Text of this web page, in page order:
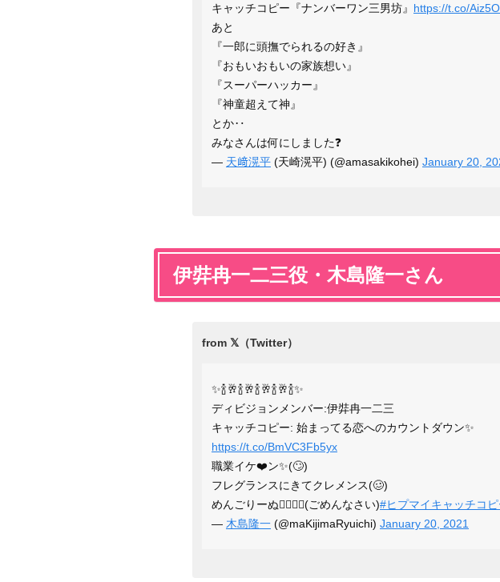
キャッチコピー『ナンバーワン三男坊』 https://t.co/
あと
『一郎に頭撫でられるの好き』
『おもいおもいの家族想い』
『スーパーハッカー』
『神童超えて神』
とか‥
みなさんは何にしました❓
— 天﨑滉平 (天崎滉平) (@amasakikohei) January 20,
伊弉冉一二三役・木島隆一さん
✨🍾🥂🍾🥂🍾🥂🍾🥂🍾✨
ディビジョンメンバー:伊弉冉一二三
キャッチコピー: 始まってる恋へのカウントダウン✨
https://t.co/BmVC3Fb5yx
職業イケ❤️ン✨(🙄)
フレグランスにきてクレメンス(🥴)
めんごりーぬ🙋🏻‍♂️✨(ごめんなさい)#ヒプマイキャッチコ
— 木島隆一 (@maKijimaRyuichi) January 20, 2021